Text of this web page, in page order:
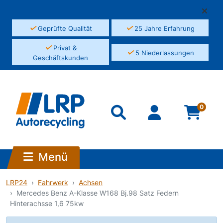
✓Geprüfte Qualität ✓25 Jahre Erfahrung
✓Privat &
Geschäftskunden
✓5 Niederlassungen
0
Menü
LRP24 Fahrwerk
Achsen
Mercedes Benz A-Klasse W168 Bj.98 Satz Federn
Hinterachsse 1,6 75kw